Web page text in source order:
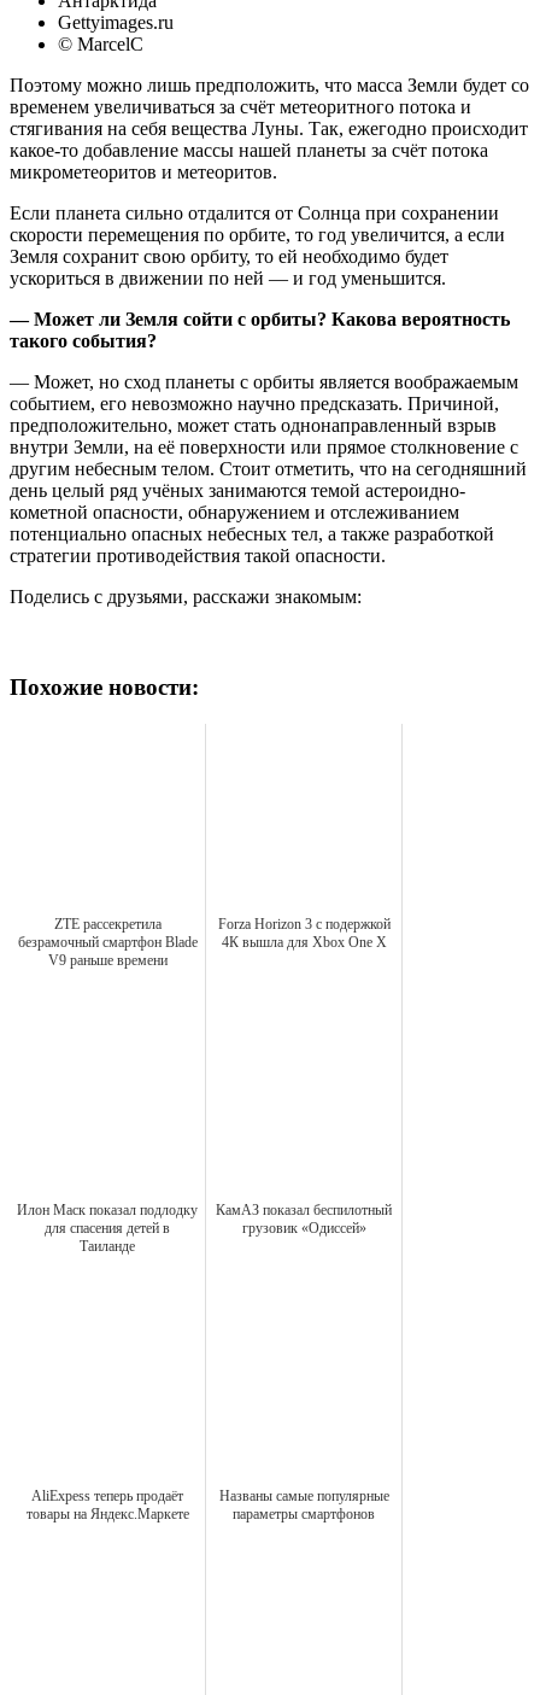
Gettyimages.ru
© MarcelC
Поэтому можно лишь предположить, что масса Земли будет со
временем увеличиваться за счёт метеоритного потока и
стягивания на себя вещества Луны. Так, ежегодно происходит
какое-то добавление массы нашей планеты за счёт потока
микрометеоритов и метеоритов.
Если планета сильно отдалится от Солнца при сохранении
скорости перемещения по орбите, то год увеличится, а если
Земля сохранит свою орбиту, то ей необходимо будет
ускориться в движении по ней — и год уменьшится.
— Может ли Земля сойти с орбиты? Какова вероятность
такого события?
— Может, но сход планеты с орбиты является воображаемым
событием, его невозможно научно предсказать. Причиной,
предположительно, может стать однонаправленный взрыв
внутри Земли, на её поверхности или прямое столкновение с
другим небесным телом. Стоит отметить, что на сегодняшний
день целый ряд учёных занимаются темой астероидно-
кометной опасности, обнаружением и отслеживанием
потенциально опасных небесных тел, а также разработкой
стратегии противодействия такой опасности.
Поделись с друзьями, расскажи знакомым:
Похожие новости:
ZTE рассекретила
безрамочный смартфон Blade
V9 раньше времени
Forza Horizon 3 c подержкой
4К вышла для Xbox One X
Илон Маск показал подлодку
для спасения детей в
Таиланде
КамАЗ показал беспилотный
грузовик «Одиссей»
AliExpess теперь продаёт
товары на Яндекс.Маркете
Названы самые популярные
параметры смартфонов